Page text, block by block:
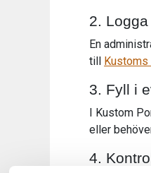
2.
En
till
3. Fyll i
I Kustom
eller
4.